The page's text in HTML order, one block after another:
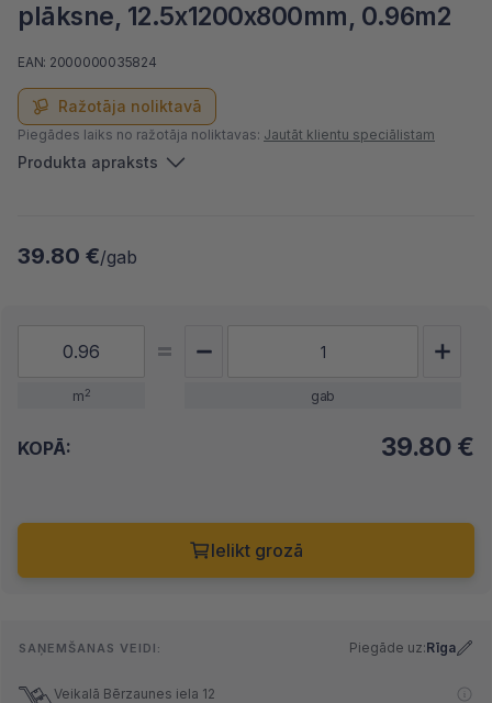
plāksne, 12.5x1200х800mm, 0.96m2
Ražotāja noliktavā
EAN: 2000000035824
Piegādes laiks no ražotāja noliktavas: Jautāt klientu speciālistam
Produkta apraksts
39.80 €/gab
m2 gab
KOPĀ: 39.80 €
Ielikt grozā
SAŅEMŠANAS VEIDI: Piegāde uz:Rīga
Veikalā Bērzaunes iela 12